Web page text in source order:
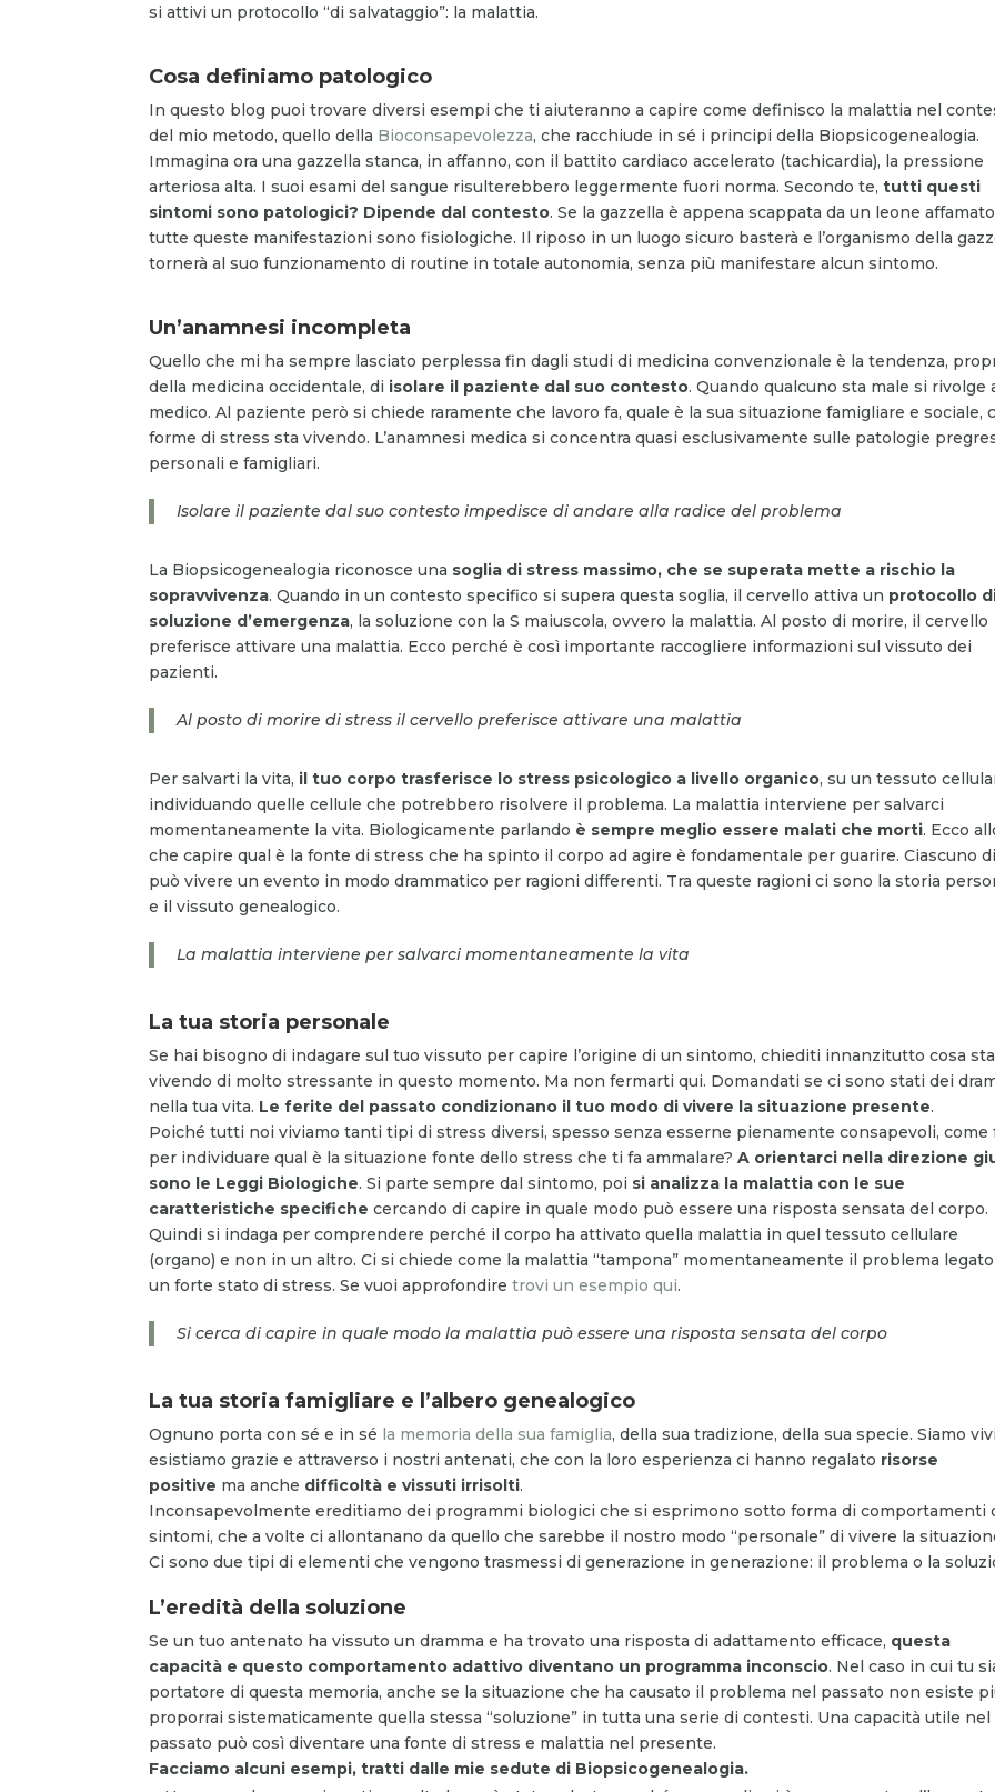
si attivi un protocollo “di salvataggio”: la malattia.
Cosa definiamo patologico
In questo blog puoi trovare diversi esempi che ti aiuteranno a capire come definisco la malattia nel
del mio metodo, quello della Bioconsapevolezza, che racchiude in sé i principi della Biopsicogenealogia.
Immagina ora una gazzella stanca, in affanno, con il battito cardiaco accelerato (tachicardia), la pressione
arteriosa alta. I suoi esami del sangue risulterebbero leggermente fuori norma. Secondo te,tutti questi
sintomi sono patologici? Dipende dal contesto. Se la gazzella è appena scappata da un leone
tutte queste manifestazioni sono fisiologiche. Il riposo in un luogo sicuro basterà e l’organismo della
tornerà al suo funzionamento di routine in totale autonomia, senza più manifestare alcun sintomo.
Un’anamnesi incompleta
Quello che mi ha sempre lasciato perplessa fin dagli studi di medicina convenzionale è la tendenza,
della medicina occidentale, di isolare il paziente dal suo contesto. Quando qualcuno sta male si rivolge
medico. Al paziente però si chiede raramente che lavoro fa, quale è la sua situazione famigliare e sociale,
forme di stress sta vivendo. L’anamnesi medica si concentra quasi esclusivamente sulle patologie
personali e famigliari.
Isolare il paziente dal suo contesto impedisce di andare alla radice del problema
La Biopsicogenealogia riconosce una soglia di stress massimo, che se superata mette a rischio la
sopravvivenza. Quando in un contesto specifico si supera questa soglia, il cervello attiva un protocollo
soluzione d’emergenza, la soluzione con la S maiuscola, ovvero la malattia. Al posto di morire, il cervello
preferisce attivare una malattia. Ecco perché è così importante raccogliere informazioni sul vissuto dei
pazienti.
Al posto di morire di stress il cervello preferisce attivare una malattia
Per salvarti la vita, il tuo corpo trasferisce lo stress psicologico a livello organico, su un tessuto
individuando quelle cellule che potrebbero risolvere il problema. La malattia interviene per salvarci
momentaneamente la vita. Biologicamente parlando è sempre meglio essere malati che morti. Ecco
che capire qual è la fonte di stress che ha spinto il corpo ad agire è fondamentale per guarire. Ciascuno
può vivere un evento in modo drammatico per ragioni differenti. Tra queste ragioni ci sono la storia
e il vissuto genealogico.
La malattia interviene per salvarci momentaneamente la vita
La tua storia personale
Se hai bisogno di indagare sul tuo vissuto per capire l’origine di un sintomo, chiediti innanzitutto cosa
vivendo di molto stressante in questo momento. Ma non fermarti qui. Domandati se ci sono stati dei
nella tua vita. Le ferite del passato condizionano il tuo modo di vivere la situazione presente.
Poiché tutti noi viviamo tanti tipi di stress diversi, spesso senza esserne pienamente consapevoli, come
per individuare qual è la situazione fonte dello stress che ti fa ammalare?A orientarci nella direzione
sono le Leggi Biologiche. Si parte sempre dal sintomo, poi si analizza la malattia con le sue
caratteristiche specifichecercando di capire in quale modo può essere una risposta sensata del corpo.
Quindi si indaga per comprendere perché il corpo ha attivato quella malattia in quel tessuto cellulare
(organo) e non in un altro. Ci si chiede come la malattia “tampona” momentaneamente il problema legato
un forte stato di stress. Se vuoi approfondiretrovi un esempio qui.
Si cerca di capire in quale modo la malattia può essere una risposta sensata del corpo
La tua storia famigliare e l’albero genealogico
Ognuno porta con sé e in sé la memoria della sua famiglia, della sua tradizione, della sua specie. Siamo
esistiamo grazie e attraverso i nostri antenati, che con la loro esperienza ci hanno regalato risorse
positive ma anche difficoltà e vissuti irrisolti.
Inconsapevolmente ereditiamo dei programmi biologici che si esprimono sotto forma di comportamenti
sintomi, che a volte ci allontanano da quello che sarebbe il nostro modo “personale” di vivere la
Ci sono due tipi di elementi che vengono trasmessi di generazione in generazione: il problema o la
L’eredità della soluzione
Se un tuo antenato ha vissuto un dramma e ha trovato una risposta di adattamento efficace, questa
capacità e questo comportamento adattivo diventano un programma inconscio. Nel caso in cui tu
portatore di questa memoria, anche se la situazione che ha causato il problema nel passato non esiste
proporrai sistematicamente quella stessa “soluzione” in tutta una serie di contesti. Una capacità utile nel
passato può così diventare una fonte di stress e malattia nel presente.
Facciamo alcuni esempi, tratti dalle mie sedute di Biopsicogenealogia.